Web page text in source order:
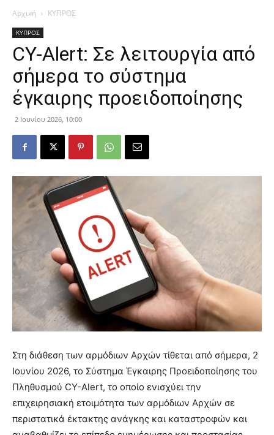
Αρχική ΚΥΠΡΟΣ
ΚΥΠΡΟΣ
CY-Alert: Σε λειτουργία από
σήμερα το σύστημα
έγκαιρης προειδοποίησης
2 Ιουνίου 2026, 10:00
Στη διάθεση των αρμόδιων Αρχών τίθεται από σήμερα, 2
Ιουνίου 2026, το Σύστημα Έγκαιρης Προειδοποίησης του
Πληθυσμού CY-Alert, το οποίο ενισχύει την
επιχειρησιακή ετοιμότητα των αρμόδιων Αρχών σε
περιστατικά έκτακτης ανάγκης και καταστροφών και